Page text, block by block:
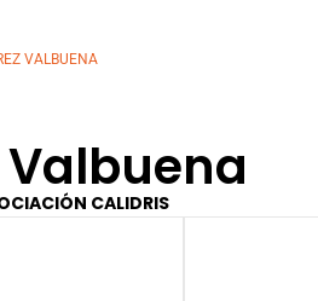
VALBUENA
CALIDRIS